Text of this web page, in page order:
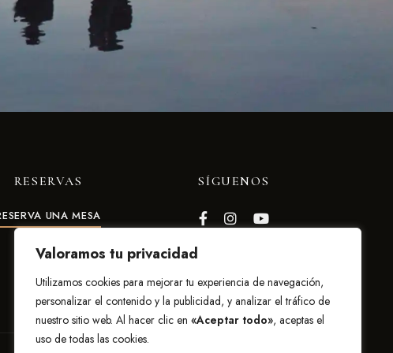
Valoramos tu privacidad
Utilizamos cookies para mejorar tu experiencia de navegación,
personalizar el contenido y la publicidad, y analizar el tráfico de
nuestro sitio web. Al hacer clic en «Aceptar todo», aceptas el
uso de todas las cookies.
RESERVAS
UNA MESA
SÍGUENOS